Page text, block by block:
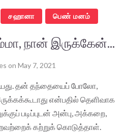
சஹானா பெண் மனம்
நான் இருக்கேன்...
on May 7, 2021
தன் தந்தையைப் போலோ,
என்பதில் தெளிவாக
படிப்புடன் அன்பு, அக்கறை,
கற்றுக் கொடுத்தாள்.